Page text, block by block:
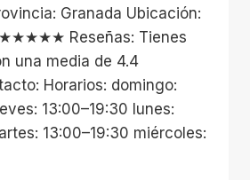
Granada Ubicación:
★★★★★ Reseñas: Tienes
una media de 4.4
Horarios: domingo:
13:00–19:30 lunes:
13:00–19:30 miércoles: